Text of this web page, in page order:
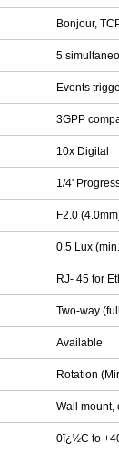
Bonjour,
5
Events
3GPP
10x Digital
1/4'
F2.0
0.5 Lux
RJ- 45 for
Two-way
Available
Rotation
Wall mount,
0ï¿½C to